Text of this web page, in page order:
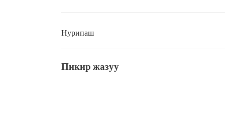
Нурипаш
Пикир жазуу